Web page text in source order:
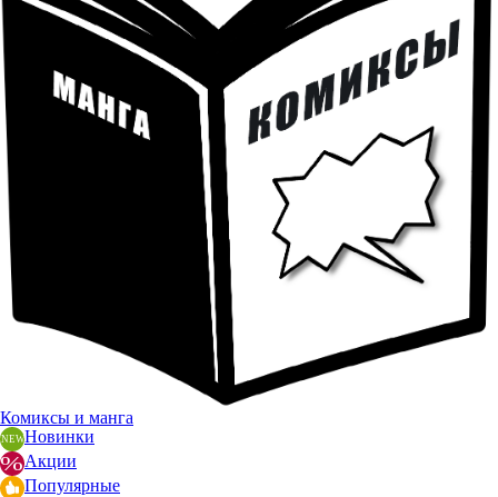
Комиксы и манга
Новинки
Акции
Популярные